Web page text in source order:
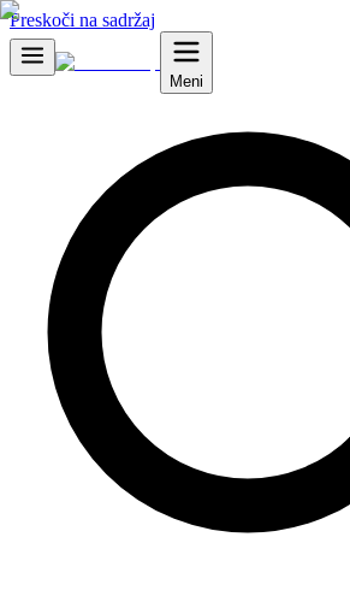
Preskoči na sadržaj
Meni